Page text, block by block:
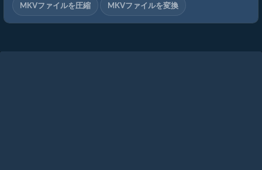
MKVファイルを圧縮 MKVファイルを変換